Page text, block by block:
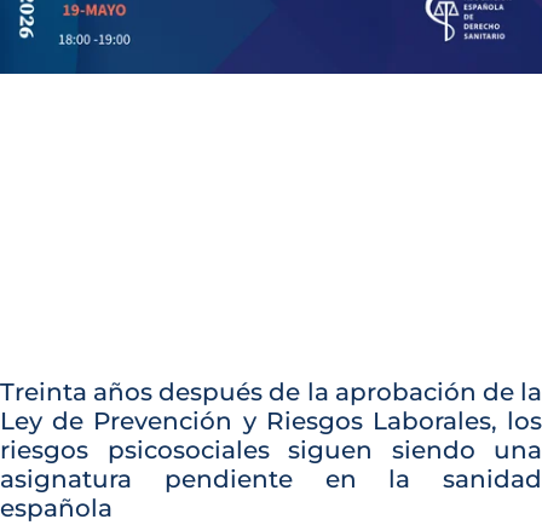
Treinta años después de la aprobación de la
Ley de Prevención y Riesgos Laborales, los
riesgos psicosociales siguen siendo una
asignatura pendiente en la sanidad
española